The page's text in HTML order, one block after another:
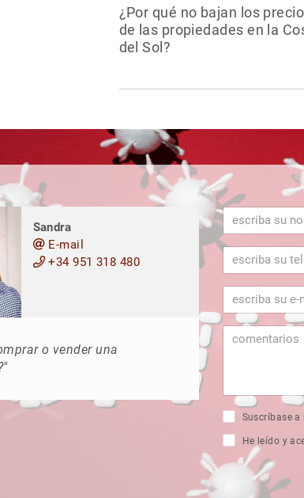
¿Por qué no bajan los
de las propiedades en la
del Sol?
Sandra
E-mail
+34 951 318 480
o vender una
Suscríbase
He leído y